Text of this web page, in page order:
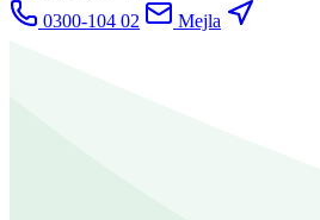
0300-104 02
Mejla